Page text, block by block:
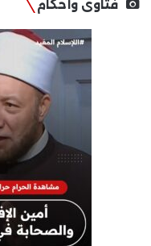
فتاوى وأحكام